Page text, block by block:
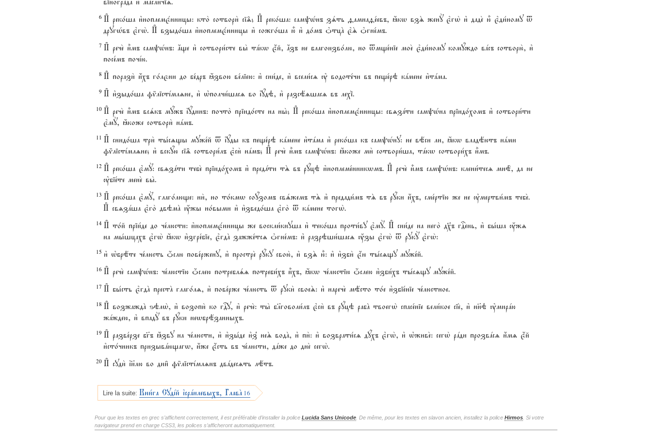
6 И# реко1ша и3ноплемє1нницы: кто2 сотвори2 сі‰; И# реко1ша: самpHнъ зsть fамнаfе1евъ, ћкw взS женY є3гw2 и3 даде2 ю5 є3ди1ному t
другHвъ є3гw2. И# взыдо1ша и3ноплемє1нницы и3 сожго1ша ю5 и3 до1мъ nтцA є3S nгне1мъ.
7 И# рече2 и5мъ самpHнъ: ѓще и3 сотвори1сте вы2 тaкw є4й, ѓзъ не благоизво1лю, но tмще1ніе мое2 є3ди1ному комyждо вaсъ сотворю2, и3
посе1мъ почjю.
8 И# порази2 и4хъ го1лєни до бе1дръ ћзвою ве1ліею: и3 сни1де, и3 всели1сz ў водоте1чи въ пеще1рэ кaмене и3тaма.
9 И# и3зыдо1ша фmлістjмлzне, и3 њполчи1шасz во їyдэ, и3 разсёzшасz въ лехі2.
10 И# рече2 и5мъ всsкъ мyжъ їyдинъ: почто2 пріидо1сте на ны2; И# реко1ша и3ноплемє1нницы: свzзaти самpHна пріидо1хомъ и3 сотвори1ти
є3мY, ћкоже сотвори2 нaмъ.
11 И# снидо1ша три2 ты1сzщы муже1й t їyды къ пеще1рэ кaмене и3тaма и3 реко1ша къ самpHну: не вёси ли, ћкw владёютъ нaми
фmлістjмлzне; и3 вскyю сі‰ сотвори1лъ є3си2 нaмъ; И# рече2 и5мъ самpHнъ: ћкоже ми2 сотвори1ша, тaкw сотвори1хъ и5мъ.
12 И# реко1ша є3мY: свzзaти тебе2 пріидо1хомъ и3 предaти тS въ рyцэ и3ноплеме1нникwмъ. И# рече2 и5мъ самpHнъ: клени1тесz мнЁ, да не
ўбіе1те мене2 вы2.
13 И# реко1ша є3мY, глаго1люще: ни2, но то1кмw соyзомъ свsжемъ тS и3 предади1мъ тS въ рyки и4хъ, сме1ртію же не ўмертви1мъ тебе2.
И# свzзaша є3го2 двэмA ќжы но1выми и3 и3зведо1ша є3го2 t кaмене тогw2.
14 И# то1й пріи1де до че1люсти: и3ноплемє1нницы же воскли1кнуша и3 теко1ша проти1ву є3мY. И# сни1де на него2 д¦ъ гDень, и3 бы1ша ќжz
на мы1шцахъ є3гw2 ћкw и3згре1біе, є3гдA зажже1тсz nгне1мъ: и3 разрэши1шасz ќзы є3гw2 t рукY є3гw2:
15 и3 њбрёте че1люсть џслю пове1ржену, и3 простре2 рyку свою2, и3 взS ю5: и3 и3зби2 є4ю ты1сzщу муже1й.
16 И# рече2 самpHнъ: че1люстію џслею потреблsz потреби1хъ и5хъ, ћкw че1люстію џслею и3зби1хъ ты1сzщу муже1й.
17 И# бы1сть є3гдA престA глаго1лz, и3 пове1рже че1люсть t руки2 своеS: и3 нарече2 мёсто то1е и3збіе1ніе че1люстное.
18 И# возжаждA ѕэлw2, и3 возопи2 ко гDу, и3 рече2: ты2 бlговоли1лъ є3си2 въ рyцэ рабA твоегw2 спасе1ніе вели1кое сіе2, и3 нн7э ўмирaю
жaждею, и3 впадY въ рyки неwбрёзанныхъ.
19 И# разве1рзе бг7ъ ћзву на че1люсти, и3 и3зы1де и3з8 неS водA, и3 пи2: и3 возврати1сz дyхъ є3гw2, и3 њживе2: сегw2 рaди прозвaсz и4мz є4й
и3сто1чникъ призывaющагw, и4же є4сть въ че1люсти, дaже до дне2 сегw2.
20 И# суди2 ї}лю во дни6 фmлістjмлzнъ двaдесzть лётъ.
Lire la suite: Кни1га Судjй їсрaилевыхъ, ГлавA 16
Pour que les textes en grec s’affichent correctement, il est préférable d’installer la police Lucida Sans Unicode . De même, pour les textes en slavon ancien, installez la police Hirmos . Si votre
navigateur prend en charge CSS3, les polices s’afficheront automatiquement.